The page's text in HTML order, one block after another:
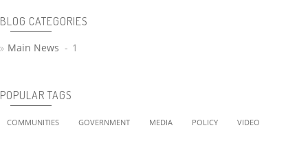
BLOG CATEGORIES
Main News 1
POPULAR TAGS
COMMUNITIES GOVERNMENT MEDIA POLICY VIDEO